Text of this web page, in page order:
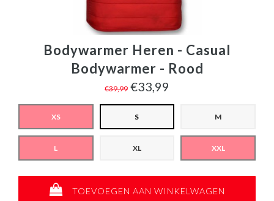
Bodywarmer Heren - Casual
Bodywarmer - Rood
€39,99 €33,99
XS S M
L XL XXL
TOEVOEGEN AAN WINKELWAGEN